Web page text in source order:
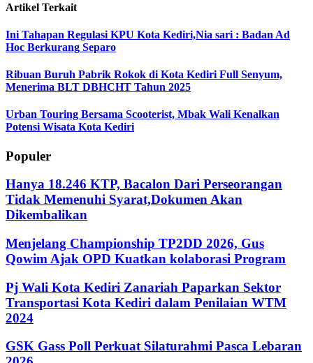
Artikel Terkait
Ini Tahapan Regulasi KPU Kota Kediri,Nia sari : Badan Ad
Hoc Berkurang Separo
Ribuan Buruh Pabrik Rokok di Kota Kediri Full Senyum,
Menerima BLT DBHCHT Tahun 2025
Urban Touring Bersama Scooterist, Mbak Wali Kenalkan
Potensi Wisata Kota Kediri
Populer
Hanya 18.246 KTP, Bacalon Dari Perseorangan
Tidak Memenuhi Syarat,Dokumen Akan
Dikembalikan
Menjelang Championship TP2DD 2026, Gus
Qowim Ajak OPD Kuatkan kolaborasi Program
Pj Wali Kota Kediri Zanariah Paparkan Sektor
Transportasi Kota Kediri dalam Penilaian WTM
2024
GSK Gass Poll Perkuat Silaturahmi Pasca Lebaran